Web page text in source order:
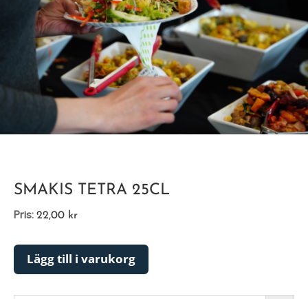
SMAKIS TETRA 25CL
Pris: 22,00 kr
Lägg till i varukorg